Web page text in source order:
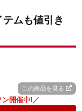
ムも値引き
この商品を見る
開催中!／